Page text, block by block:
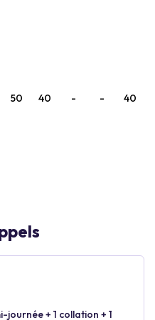
50 40 - - 40
+ 1 collation + 1